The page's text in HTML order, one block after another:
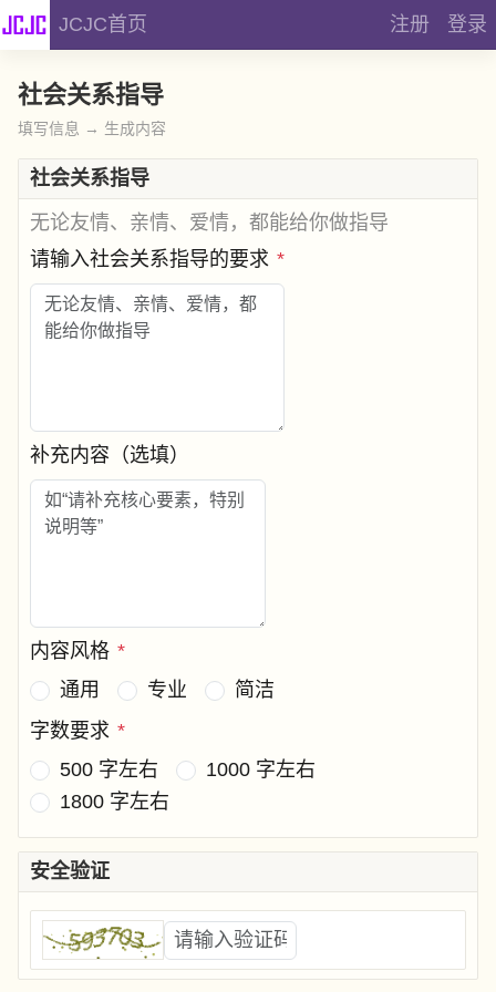
JCJC首页 注册 登录
社会关系指导
填写信息 → 生成内容
社会关系指导
无论友情、亲情、爱情，都能给你做指导
请输入社会关系指导的要求 *
补充内容（选填）
内容风格 *
通用
专业
简洁
字数要求 *
500 字左右
1000 字左右
1800 字左右
安全验证